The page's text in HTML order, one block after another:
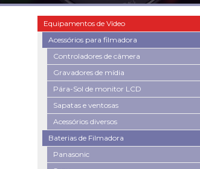
Equipamentos de Vídeo
Acessórios para filmadora
Controladores de câmera
Gravadores de mídia
Pára-Sol de monitor LCD
Sapatas e ventosas
Acessórios diversos
Baterias de Filmadora
Panasonic